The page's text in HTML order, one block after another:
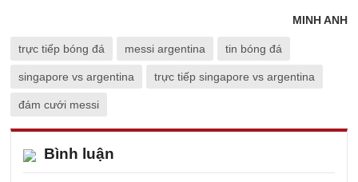
MINH ANH
trực tiếp bóng đá messi argentina tin bóng đá
singapore vs argentina trực tiếp singapore vs argentina
đám cưới messi
Bình luận